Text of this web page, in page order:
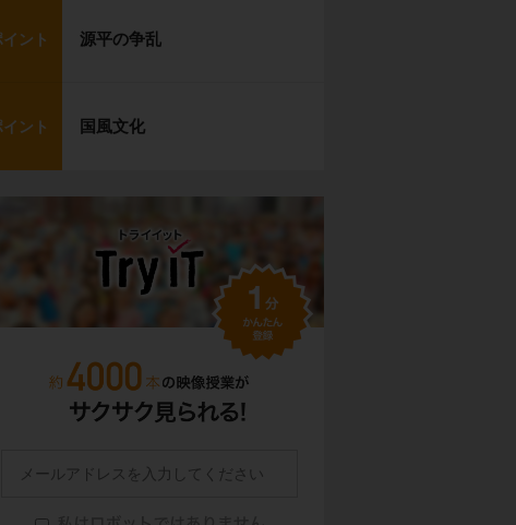
イント 源平の争乱
イント 国風文化